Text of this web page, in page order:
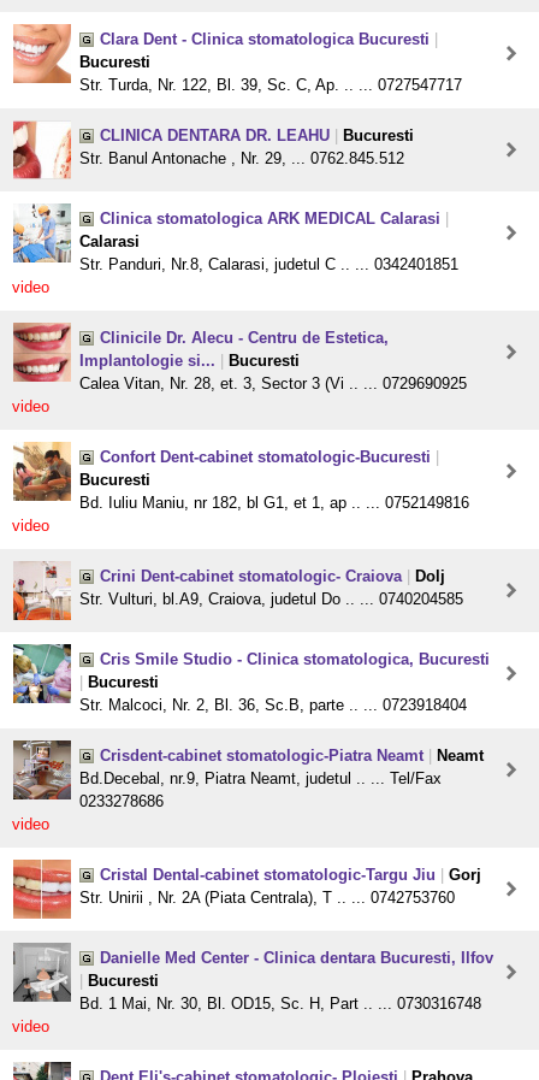
Clara Dent - Clinica stomatologica Bucuresti
Bucuresti
Str. Turda, Nr. 122, Bl. 39, Sc. C, Ap. .. ... 0727547717
CLINICA DENTARA DR. LEAHU
Bucuresti
Str. Banul Antonache , Nr. 29, ... 0762.845.512
Clinica stomatologica ARK MEDICAL Calarasi
Calarasi
Str. Panduri, Nr.8, Calarasi, judetul C .. ... 0342401851
video
Clinicile Dr. Alecu - Centru de Estetica,
Implantologie si...
Bucuresti
Calea Vitan, Nr. 28, et. 3, Sector 3 (Vi .. ... 0729690925
video
Confort Dent-cabinet stomatologic-Bucuresti
Bucuresti
Bd. Iuliu Maniu, nr 182, bl G1, et 1, ap .. ... 0752149816
video
Crini Dent-cabinet stomatologic- Craiova
Dolj
Str. Vulturi, bl.A9, Craiova, judetul Do .. ... 0740204585
Cris Smile Studio - Clinica stomatologica, Bucuresti
Bucuresti
Str. Malcoci, Nr. 2, Bl. 36, Sc.B, parte .. ... 0723918404
Crisdent-cabinet stomatologic-Piatra Neamt
Neamt
Bd.Decebal, nr.9, Piatra Neamt, judetul .. ... Tel/Fax
0233278686
video
Cristal Dental-cabinet stomatologic-Targu Jiu
Gorj
Str. Unirii , Nr. 2A (Piata Centrala), T .. ... 0742753760
Danielle Med Center - Clinica dentara Bucuresti, Ilfov
Bucuresti
Bd. 1 Mai, Nr. 30, Bl. OD15, Sc. H, Part .. ... 0730316748
video